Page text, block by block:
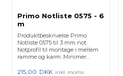
Primo Notliste 0575 - 6
m
Produktbeskrivelse Primo
Notliste 0575 til 3 mm not.
Notprofil til montage i mellem
ramme og karm. Minimer...
215,00 DKK inkl. moms